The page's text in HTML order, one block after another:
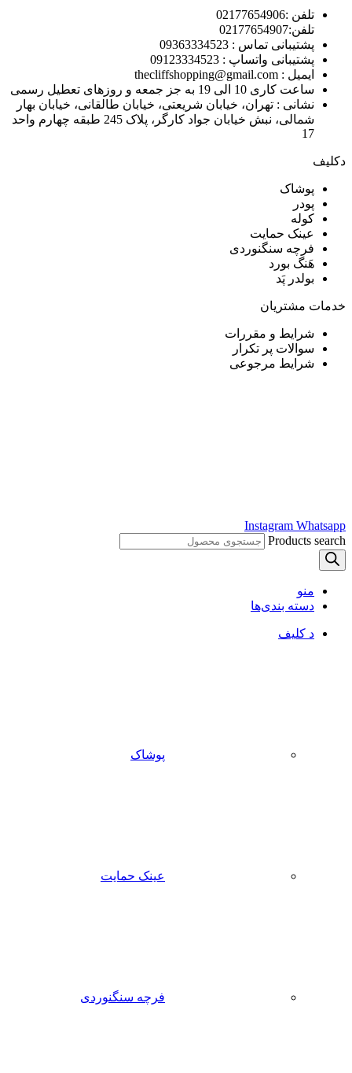
تلفن :02177654906
تلفن:02177654907
پشتیبانی تماس : 09363334523
پشتیبانی واتساپ : 09123334523
ايميل : thecliffshopping@gmail.com
ساعت کاری 10 الی 19 به جز جمعه و روزهای تعطیل رسمی
نشانی : تهران، خیابان شریعتی، خیابان طالقانی، خیابان بهار
شمالی، نبش خیابان جواد کارگر، پلاک 245 طبقه چهارم واحد
17
دکلیف​
پوشاک
پودر
کوله
عینک حمایت
فرچه سنگنوردی
هَنگ بورد
بولدر پَد
خدمات مشتریان
شرایط و مقررات
سوالات پر تکرار
شرایط مرجوعی
Instagram Whatsapp
Products search
منو
دسته بندی‌ها
د کلیف
پوشاک
عینک حمایت
فرچه سنگنوردی